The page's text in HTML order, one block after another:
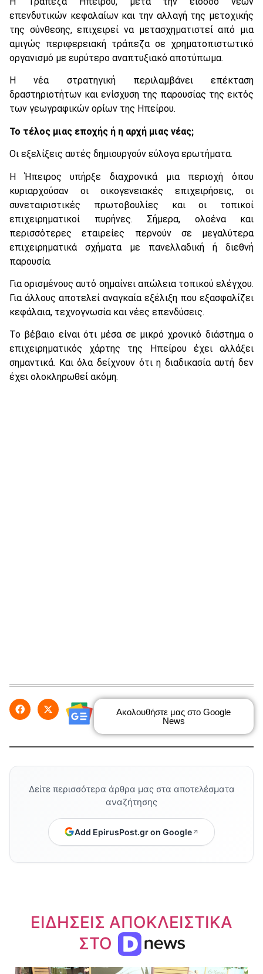
επενδυτικών κεφαλαίων και την αλλαγή της μετοχικής
της σύνθεσης, επιχειρεί να μετασχηματιστεί από μια
αμιγώς περιφερειακή τράπεζα σε χρηματοπιστωτικό
οργανισμό με ευρύτερο αναπτυξιακό αποτύπωμα.
Η νέα στρατηγική περιλαμβάνει επέκταση
δραστηριοτήτων και ενίσχυση της παρουσίας της εκτός
των γεωγραφικών ορίων της Ηπείρου.
Το τέλος μιας εποχής ή η αρχή μιας νέας;
Οι εξελίξεις αυτές δημιουργούν εύλογα ερωτήματα.
Η Ήπειρος υπήρξε διαχρονικά μια περιοχή όπου
κυριαρχούσαν οι οικογενειακές επιχειρήσεις, οι
συνεταιριστικές πρωτοβουλίες και οι τοπικοί
επιχειρηματικοί πυρήνες. Σήμερα, ολοένα και
περισσότερες εταιρείες περνούν σε μεγαλύτερα
επιχειρηματικά σχήματα με πανελλαδική ή διεθνή
παρουσία.
Για ορισμένους αυτό σημαίνει απώλεια τοπικού ελέγχου.
Για άλλους αποτελεί αναγκαία εξέλιξη που εξασφαλίζει
κεφάλαια, τεχνογνωσία και νέες επενδύσεις.
Το βέβαιο είναι ότι μέσα σε μικρό χρονικό διάστημα ο
επιχειρηματικός χάρτης της Ηπείρου έχει αλλάξει
σημαντικά. Και όλα δείχνουν ότι η διαδικασία αυτή δεν
έχει ολοκληρωθεί ακόμη.
Ακολουθήστε μας στο Google
News
Δείτε περισσότερα άρθρα μας στα αποτελέσματα
αναζήτησης
Add EpirusPost.gr on Google
ΕΙΔΗΣΕΙΣ ΑΠΟΚΛΕΙΣΤΙΚΑ
ΣΤΟ